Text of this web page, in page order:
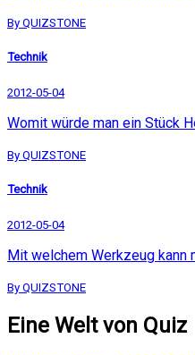
By QUIZSTONE
Technik
2012-05-04
Womit würde man ein Stück
By QUIZSTONE
Technik
2012-05-04
Mit welchem Werkzeug kann
By QUIZSTONE
Eine Welt von Quiz